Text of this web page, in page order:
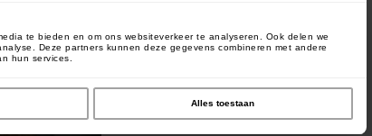
te bieden en om ons websiteverkeer te analyseren. Ook delen we
Deze partners kunnen deze gegevens combineren met andere
hun services.
Alles toestaan